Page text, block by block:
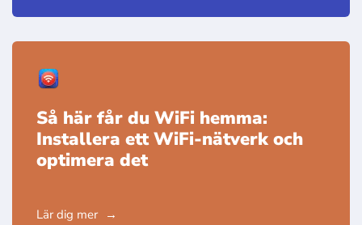
Så här får du WiFi hemma:
Installera ett WiFi-nätverk och
optimera det
Lär dig mer